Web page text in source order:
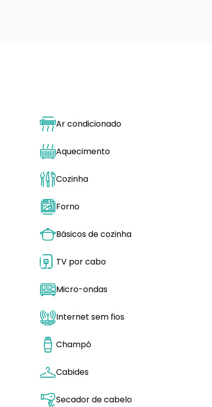
Ar condicionado
Aquecimento
Cozinha
Forno
Básicos de cozinha
TV por cabo
Micro-ondas
Internet sem fios
Champô
Cabides
Secador de cabelo